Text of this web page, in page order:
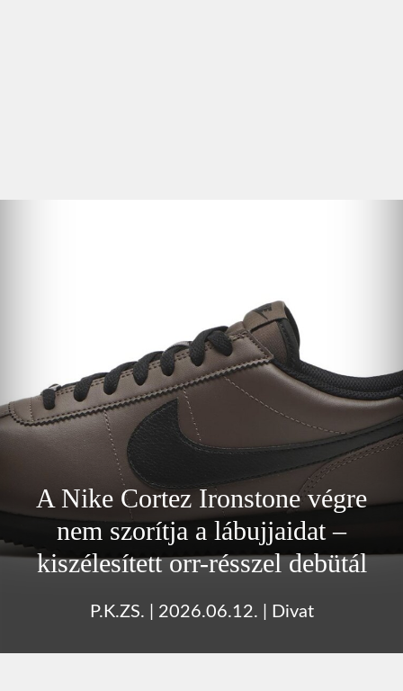
A Nike Cortez Ironstone végre
nem szorítja a lábujjaidat –
kiszélesített orr-résszel debütál
P.K.ZS. 2026.06.12. Divat